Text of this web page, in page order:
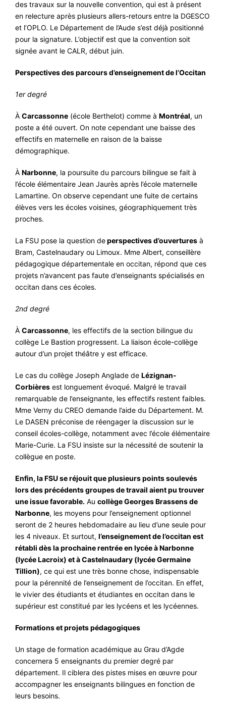
des travaux sur la nouvelle convention, qui est à présent
en relecture après plusieurs allers-retours entre la DGESCO
et l’OPLO. Le Département de l’Aude s’est déjà positionné
pour la signature. L’objectif est que la convention soit
signée avant le CALR, début juin.
Perspectives des parcours d’enseignement de l’Occitan
1er degré
À Carcassonne (école Berthelot) comme à Montréal, un
poste a été ouvert. On note cependant une baisse des
effectifs en maternelle en raison de la baisse
démographique.
À Narbonne, la poursuite du parcours bilingue se fait à
l’école élémentaire Jean Jaurès après l’école maternelle
Lamartine. On observe cependant une fuite de certains
élèves vers les écoles voisines, géographiquement très
proches.
La FSU pose la question deperspectives d’ouvertures à
Bram, Castelnaudary ou Limoux. Mme Albert, conseillère
pédagogique départementale en occitan, répond que ces
projets n’avancent pas faute d’enseignants spécialisés en
occitan dans ces écoles.
2nd degré
À Carcassonne, les effectifs de la section bilingue du
collège Le Bastion progressent. La liaison école-collège
autour d’un projet théâtre y est efficace.
Le cas du collège Joseph Anglade de Lézignan-
Corbières est longuement évoqué. Malgré le travail
remarquable de l’enseignante, les effectifs restent faibles.
Mme Verny du CREO demande l’aide du Département. M.
Le DASEN préconise de réengager la discussion sur le
conseil écoles-collège, notamment avec l’école élémentaire
Marie-Curie. La FSU insiste sur la nécessité de soutenir la
collègue en poste.
Enfin, la FSU se réjouit que plusieurs points soulevés
lors des précédents groupes de travail aient pu trouver
une issue favorable. Au collège Georges Brassens de
Narbonne, les moyens pour l’enseignement optionnel
seront de 2 heures hebdomadaire au lieu d’une seule pour
les 4 niveaux. Et surtout, l’enseignement de l’occitan est
rétabli dès la prochaine rentrée en lycée à Narbonne
(lycée Lacroix) et à Castelnaudary (lycée Germaine
Tillion), ce qui est une très bonne chose, indispensable
pour la pérennité de l’enseignement de l’occitan. En effet,
le vivier des étudiants et étudiantes en occitan dans le
supérieur est constitué par les lycéens et les lycéennes.
Formations et projets pédagogiques
Un stage de formation académique au Grau d’Agde
concernera 5 enseignants du premier degré par
département. Il ciblera des pistes mises en œuvre pour
accompagner les enseignants bilingues en fonction de
leurs besoins.